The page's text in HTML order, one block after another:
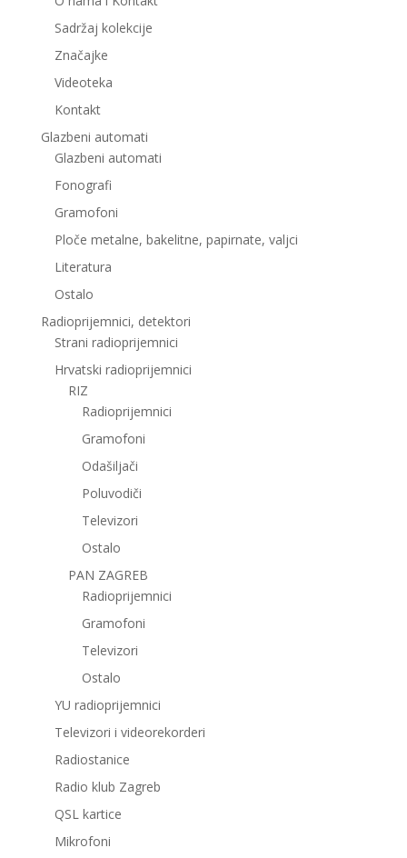
Sadržaj kolekcije
Značajke
Videoteka
Kontakt
Glazbeni automati
Glazbeni automati
Fonografi
Gramofoni
Ploče metalne, bakelitne, papirnate, valjci
Literatura
Ostalo
Radioprijemnici, detektori
Strani radioprijemnici
Hrvatski radioprijemnici
RIZ
Radioprijemnici
Gramofoni
Odašiljači
Poluvodiči
Televizori
Ostalo
PAN ZAGREB
Radioprijemnici
Gramofoni
Televizori
Ostalo
YU radioprijemnici
Televizori i videorekorderi
Radiostanice
Radio klub Zagreb
QSL kartice
Mikrofoni